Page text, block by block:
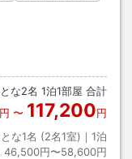
な2名 1泊1部屋 合計
円 〜 117,200円
な1名 (2名1室)｜ 1泊
46,500円〜58,600円